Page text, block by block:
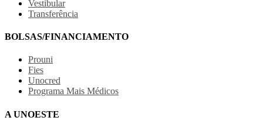
Vestibular
Transferência
BOLSAS/FINANCIAMENTO
Prouni
Fies
Unocred
Programa Mais Médicos
A UNOESTE